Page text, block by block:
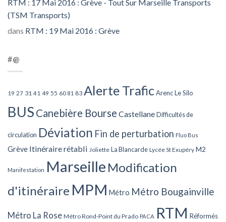
RTM : 17 Mai 2016 : Grève - Tout Sur Marseille Transports
(TSM Transports)
dans RTM : 19 Mai 2016 : Grève
#@
19 27 31 41 49 55 60 81 83 Alerte TraficArenc Le Silo
BUS Canebière Bourse Castellane Difficultés de
circulation Déviation Fin de perturbation Fluo Bus
Grève Itinéraire rétabli Joliette La Blancarde Lycée St Exupéry M2
Manifestation Marseille Modification
d'itinéraire MPM Métro Métro Bougainville
Métro La Rose Métro Rond-Point du Prado PACA RTM Réformés